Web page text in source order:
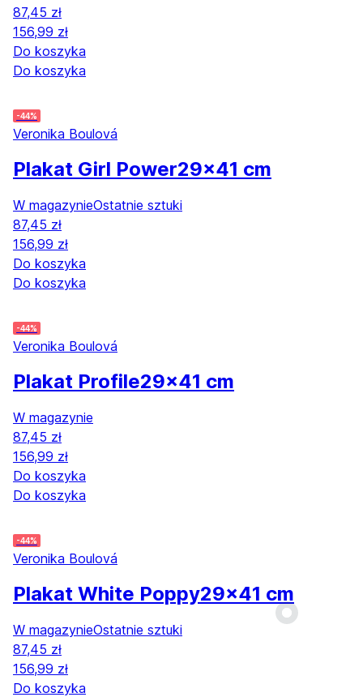
87,45 zł
156,99 zł
Do koszyka
Do koszyka
-44%
Veronika Boulová
Plakat Girl Power29x41 cm
W magazynieOstatnie sztuki
87,45 zł
156,99 zł
Do koszyka
Do koszyka
-44%
Veronika Boulová
Plakat Profile29x41 cm
W magazynie
87,45 zł
156,99 zł
Do koszyka
Do koszyka
-44%
Veronika Boulová
Plakat White Poppy29x41 cm
W magazynieOstatnie sztuki
87,45 zł
156,99 zł
Do koszyka